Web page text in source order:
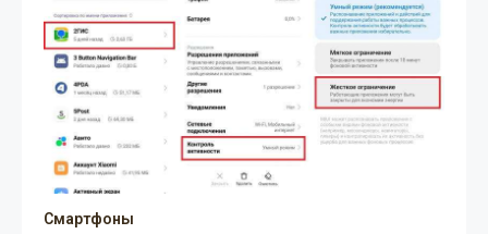
Смартфоны